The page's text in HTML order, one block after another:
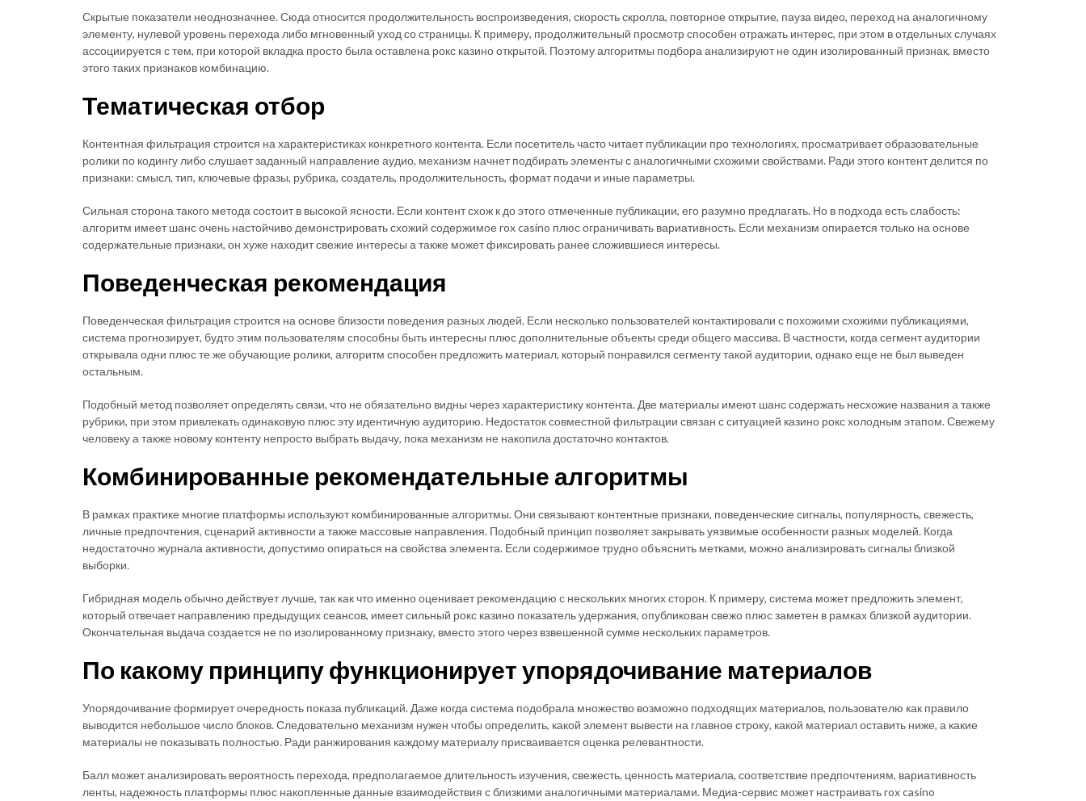
Скрытые показатели неоднозначнее. Сюда относится продолжительность воспроизведения, скорость скролла, повторное открытие, пауза видео, переход на аналогичному
элементу, нулевой уровень перехода либо мгновенный уход со страницы. К примеру, продолжительный просмотр способен отражать интерес, при этом в отдельных случаях
ассоциируется с тем, при которой вкладка просто была оставлена рокс казино открытой. Поэтому алгоритмы подбора анализируют не один изолированный признак, вместо
этого таких признаков комбинацию.
Тематическая отбор
Контентная фильтрация строится на характеристиках конкретного контента. Если посетитель часто читает публикации про технологиях, просматривает образовательные
ролики по кодингу либо слушает заданный направление аудио, механизм начнет подбирать элементы с аналогичными схожими свойствами. Ради этого контент делится по
признаки: смысл, тип, ключевые фразы, рубрика, создатель, продолжительность, формат подачи и иные параметры.
Сильная сторона такого метода состоит в высокой ясности. Если контент схож к до этого отмеченные публикации, его разумно предлагать. Но в подхода есть слабость:
алгоритм имеет шанс очень настойчиво демонстрировать схожий содержимое rox casino плюс ограничивать вариативность. Если механизм опирается только на основе
содержательные признаки, он хуже находит свежие интересы а также может фиксировать ранее сложившиеся интересы.
Поведенческая рекомендация
Поведенческая фильтрация строится на основе близости поведения разных людей. Если несколько пользователей контактировали с похожими схожими публикациями,
система прогнозирует, будто этим пользователям способны быть интересны плюс дополнительные объекты среди общего массива. В частности, когда сегмент аудитории
открывала одни плюс те же обучающие ролики, алгоритм способен предложить материал, который понравился сегменту такой аудитории, однако еще не был выведен
остальным.
Подобный метод позволяет определять связи, что не обязательно видны через характеристику контента. Две материалы имеют шанс содержать несхожие названия а также
рубрики, при этом привлекать одинаковую плюс эту идентичную аудиторию. Недостаток совместной фильтрации связан с ситуацией казино рокс холодным этапом. Свежему
человеку а также новому контенту непросто выбрать выдачу, пока механизм не накопила достаточно контактов.
Комбинированные рекомендательные алгоритмы
В рамках практике многие платформы используют комбинированные алгоритмы. Они связывают контентные признаки, поведенческие сигналы, популярность, свежесть,
личные предпочтения, сценарий активности а также массовые направления. Подобный принцип позволяет закрывать уязвимые особенности разных моделей. Когда
недостаточно журнала активности, допустимо опираться на свойства элемента. Если содержимое трудно объяснить метками, можно анализировать сигналы близкой
выборки.
Гибридная модель обычно действует лучше, так как что именно оценивает рекомендацию с нескольких многих сторон. К примеру, система может предложить элемент,
который отвечает направлению предыдущих сеансов, имеет сильный рокс казино показатель удержания, опубликован свежо плюс заметен в рамках близкой аудитории.
Окончательная выдача создается не по изолированному признаку, вместо этого через взвешенной сумме нескольких параметров.
По какому принципу функционирует упорядочивание материалов
Упорядочивание формирует очередность показа публикаций. Даже когда система подобрала множество возможно подходящих материалов, пользователю как правило
выводится небольшое число блоков. Следовательно механизм нужен чтобы определить, какой элемент вывести на главное строку, какой материал оставить ниже, а какие
материалы не показывать полностью. Ради ранжирования каждому материалу присваивается оценка релевантности.
Балл может анализировать вероятность перехода, предполагаемое длительность изучения, свежесть, ценность материала, соответствие предпочтениям, вариативность
ленты, надежность платформы плюс накопленные данные взаимодействия с близкими аналогичными материалами. Медиа-сервис может настраивать rox casino